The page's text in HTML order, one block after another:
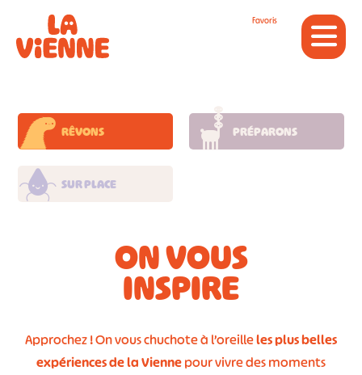
Favoris
RÊVONS PRÉPARONS
SUR PLACE
ON VOUS
INSPIRE
Approchez ! On vous chuchote à l’oreilleles plus belles
expériences de la Viennepour vivre des moments